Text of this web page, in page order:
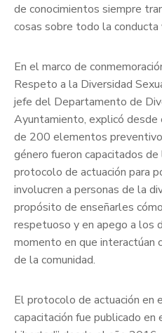
de conocimientos siempre
cosas sobre todo la conducta
En el marco de
Respeto a la Diversidad
jefe del Departamento de
Ayuntamiento, explicó
de 200 elementos
género fueron capacitados
protocolo de actuación para
involucren a personas de la
propósito de enseñarles
respetuoso y en apego a los
momento en que interactúan
de la comunidad.
El protocolo de actuación en
capacitación fue publicado